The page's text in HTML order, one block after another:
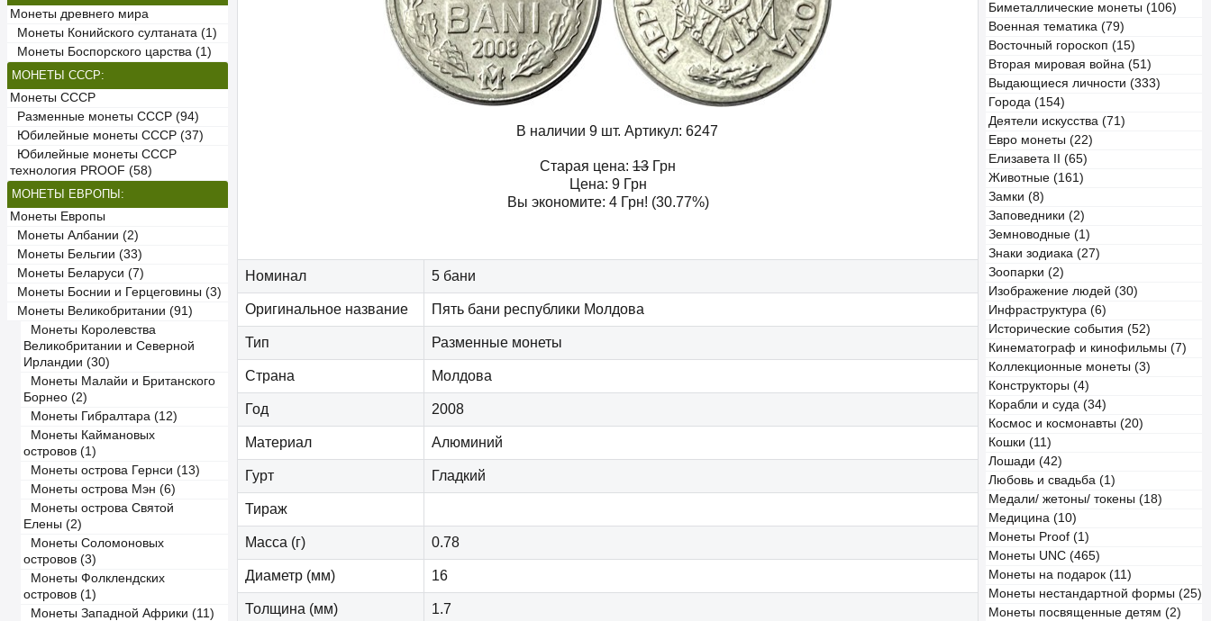
Монеты древнего мира
Монеты Конийского султаната (1)
Монеты Боспорского царства (1)
МОНЕТЫ СССР:
Монеты СССР
Разменные монеты СССР (94)
Юбилейные монеты СССР (37)
Юбилейные монеты СССР
технология PROOF (58)
МОНЕТЫ ЕВРОПЫ:
Монеты Европы
Монеты Албании (2)
Монеты Бельгии (33)
Монеты Беларуси (7)
Монеты Боснии и Герцеговины (3)
Монеты Великобритании (91)
Монеты Королевства
Великобритании и Северной
Ирландии (30)
Монеты Малайи и Британского
Борнео (2)
Монеты Гибралтара (12)
Монеты Каймановых
островов (1)
Монеты острова Гернси (13)
Монеты острова Мэн (6)
Монеты острова Святой
Елены (2)
Монеты Соломоновых
островов (3)
Монеты Фолклендских
островов (1)
Монеты Западной Африки (11)
Биметаллические монеты (106)
Военная тематика (79)
Восточный гороскоп (15)
Вторая мировая война (51)
Выдающиеся личности (333)
Города (154)
Деятели искусства (71)
Евро монеты (22)
Елизавета II (65)
Животные (161)
Замки (8)
Заповедники (2)
Земноводные (1)
Знаки зодиака (27)
Зоопарки (2)
Изображение людей (30)
Инфраструктура (6)
Исторические события (52)
Кинематограф и кинофильмы (7)
Коллекционные монеты (3)
Конструкторы (4)
Корабли и суда (34)
Космос и космонавты (20)
Кошки (11)
Лошади (42)
Любовь и свадьба (1)
Медали/ жетоны/ токены (18)
Медицина (10)
Монеты Proof (1)
Монеты UNC (465)
Монеты на подарок (11)
Монеты нестандартной формы (25)
Монеты посвященные детям (2)
В наличии 9 шт. Артикул: 6247
Старая цена: 13 Грн
Цена: 9 Грн
Вы экономите: 4Грн! (30.77%)
Номинал 5 бани
Оригинальное название Пять бани республики Молдова
Тип Разменные монеты
Страна Молдова
Год 2008
Материал Алюминий
Гурт Гладкий
Тираж
Масса (г) 0.78
Диаметр (мм) 16
Толщина (мм) 1.7